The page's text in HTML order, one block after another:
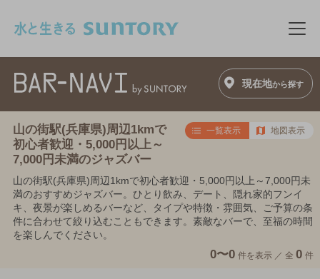
メ
現在地から探す
山の街駅(兵庫県)周辺1kmで
初心者歓迎・5,000円以上～
7,000円未満のジャズバー
一覧表示 地図表示
山の街駅(兵庫県)周辺1kmで初心者歓迎・5,000円以上～7,000円未
満のおすすめジャズバー。ひとり飲み、デート、隠れ家的フンイ
キ、夜景が楽しめるバーなど、タイプや特徴・雰囲気、ご予算の条
件に合わせて絞り込むこともできます。素敵なバーで、至福の時間
を楽しんでください。
0〜0 件を表示 ／ 全 0 件